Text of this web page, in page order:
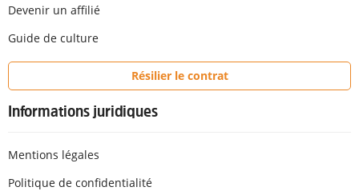
Devenir un affilié
Guide de culture
Résilier le contrat
Informations juridiques
Mentions légales
Politique de confidentialité